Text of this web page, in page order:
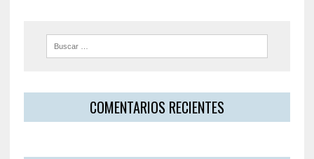
COMENTARIOS RECIENTES